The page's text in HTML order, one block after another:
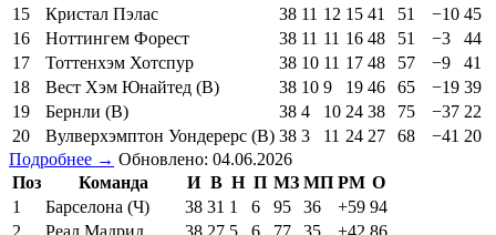
15
Кристал Пэлас 38 11 12 15 41 51 −10 45
16
Ноттингем Форест 38 11 11 16 48 51 −3
44
17
Тоттенхэм Хотспур 38 10 11 17 48 57 −9
41
18
Вест Хэм Юнайтед (В) 38 10 9 19 46 65 −19 39
19
Бернли (В) 38 4 10 24 38 75 −37 22
20
Вулверхэмптон Уондерерс (В) 38 3 11 24 27 68 −41 20
Подробнее → Обновлено: 04.06.2026
Поз
Команда И В Н П МЗ МП РМ О
1
Барселона (Ч) 38 31 1 6 95 36 +59 94
2
Реал Мадрид 38 27 5 6 77 35 +42 86